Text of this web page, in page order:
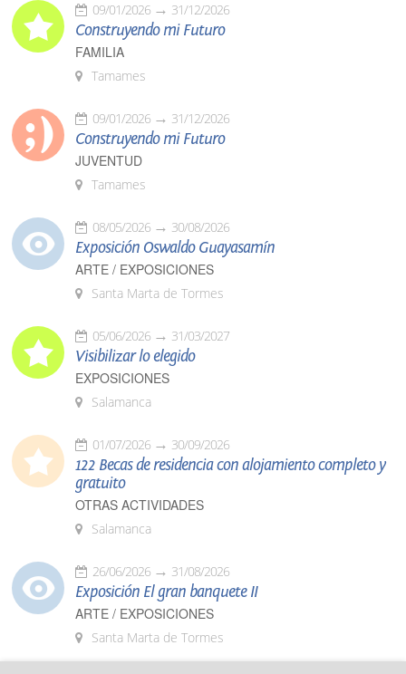
09/01/2026 31/12/2026
Construyendo mi Futuro
FAMILIA
Tamames
09/01/2026 31/12/2026
Construyendo mi Futuro
JUVENTUD
Tamames
08/05/2026 30/08/2026
Exposición Oswaldo Guayasamín
ARTE / EXPOSICIONES
Santa Marta de Tormes
05/06/2026 31/03/2027
Visibilizar lo elegido
EXPOSICIONES
Salamanca
01/07/2026 30/09/2026
122 Becas de residencia con alojamiento completo y
gratuito
OTRAS ACTIVIDADES
Salamanca
26/06/2026 31/08/2026
Exposición El gran banquete II
ARTE / EXPOSICIONES
Santa Marta de Tormes